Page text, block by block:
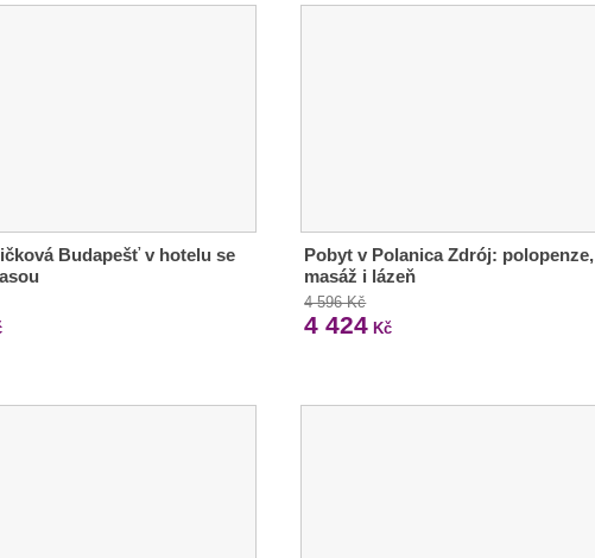
Budapešť v hotelu se
Pobyt v Polanica Zdrój: polopenze,
masáž i lázeň
4 596 Kč
4 424 Kč